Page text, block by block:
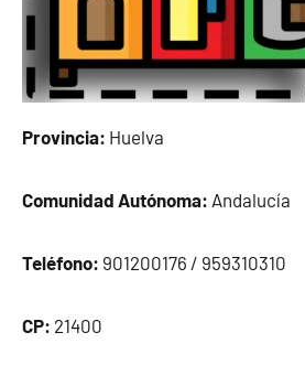
Provincia: Huelva
Comunidad Autónoma: Andalucía
Teléfono: 901200176 / 959310310
CP: 21400